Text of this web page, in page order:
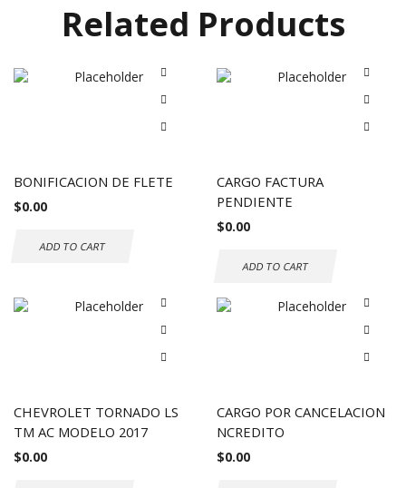
Related Products
BONIFICACION DE FLETE
$0.00
ADD TO CART
CARGO FACTURA
PENDIENTE
$0.00
ADD TO CART
CHEVROLET TORNADO LS
TM AC MODELO 2017
$0.00
CARGO POR CANCELACION
NCREDITO
$0.00